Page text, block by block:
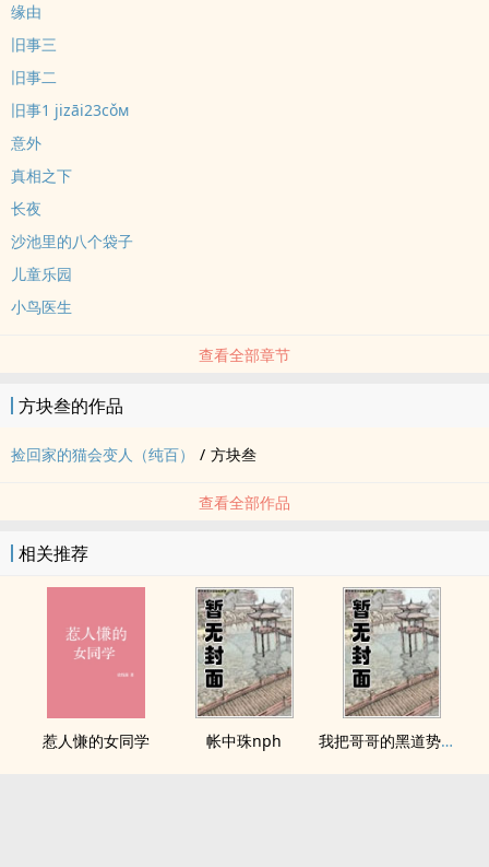
缘由
旧事三
旧事二
旧事1 jizāi23cǒм
意外
真相之下
长夜
沙池里的八个袋子
儿童乐园
小鸟医生
查看全部章节
方块叁的作品
捡回家的猫会变人（纯百） / 方块叁
查看全部作品
相关推荐
惹人慊的女同学 帐中珠nph 我把哥哥的黑道势力睡了